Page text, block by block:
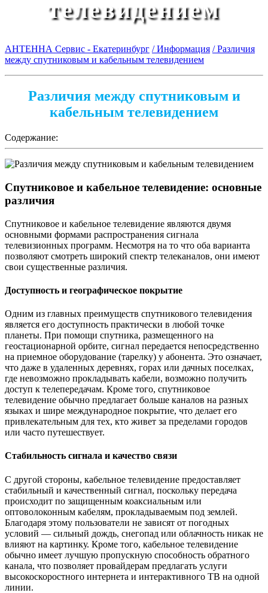
телевидением
АНТЕННА Сервис - Екатеринбург / Информация / Различия
между спутниковым и кабельным телевидением
Различия между спутниковым и
кабельным телевидением
Содержание:
Спутниковое и кабельное телевидение: основные
различия
Спутниковое и кабельное телевидение являются двумя
основными формами распространения сигнала
телевизионных программ. Несмотря на то что оба варианта
позволяют смотреть широкий спектр телеканалов, они имеют
свои существенные различия.
Доступность и географическое покрытие
Одним из главных преимуществ спутникового телевидения
является его доступность практически в любой точке
планеты. При помощи спутника, размещенного на
геостационарной орбите, сигнал передается непосредственно
на приемное оборудование (тарелку) у абонента. Это означает,
что даже в удаленных деревнях, горах или дачных поселках,
где невозможно прокладывать кабели, возможно получить
доступ к телепередачам. Кроме того, спутниковое
телевидение обычно предлагает больше каналов на разных
языках и шире международное покрытие, что делает его
привлекательным для тех, кто живет за пределами городов
или часто путешествует.
Стабильность сигнала и качество связи
С другой стороны, кабельное телевидение предоставляет
стабильный и качественный сигнал, поскольку передача
происходит по защищенным коаксиальным или
оптоволоконным кабелям, прокладываемым под землей.
Благодаря этому пользователи не зависят от погодных
условий — сильный дождь, снегопад или облачность никак не
влияют на картинку. Кроме того, кабельное телевидение
обычно имеет лучшую пропускную способность обратного
канала, что позволяет провайдерам предлагать услуги
высокоскоростного интернета и интерактивного ТВ на одной
линии.